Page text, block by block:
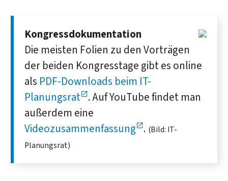
Kongressdokumentation
Die meisten Folien zu den Vorträgen
der beiden Kongresstage gibt es online
als PDF-Downloads beim IT-
Planungsrat . Auf YouTube findet man
außerdem eine
Videozusammenfassung . (Bild: IT-
Planungsrat)